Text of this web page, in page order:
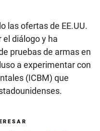
las ofertas de EE.UU.
el diálogo y ha
pruebas de armas en
a experimentar con
(ICBM) que